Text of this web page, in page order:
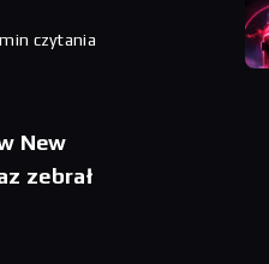
czytania
New
zebrał